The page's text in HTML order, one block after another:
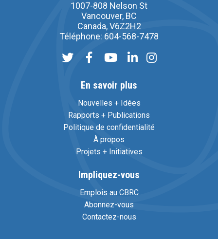
1007-808 Nelson St
Vancouver, BC
Canada, V6Z2H2
Téléphone: 604-568-7478
En savoir plus
Nouvelles + Idées
Rapports + Publications
Politique de confidentialité
À propos
Projets + Initiatives
Impliquez-vous
Emplois au CBRC
Abonnez-vous
Contactez-nous